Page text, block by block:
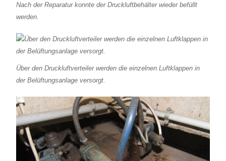
Nach der Reparatur konnte der Druckluftbehälter wieder befüllt
werden.
Über den Druckluftverteiler werden die einzelnen Luftklappen in
der Belüftungsanlage versorgt.